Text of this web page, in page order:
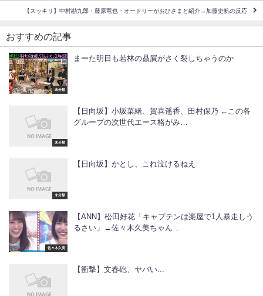
【スッキリ】中村勘九郎・藤原竜也・オードリーがおひさまと紹介→加藤史帆の反応
おすすめの記事
未分類
まーた明日も若林の贔屓がさく裂しちゃうのか
未分類
【日向坂】小坂菜緒、賀喜遥香、田村保乃 ←この各
グループの次世代エース格がみ…
未分類
【日向坂】かとし、これ泣けるねえ
佐々木久美
【ANN】松田好花「キャプテンは楽屋で1人暴走しう
るさい」→佐々木久美ちゃん…
【衝撃】文春砲、ヤバい...